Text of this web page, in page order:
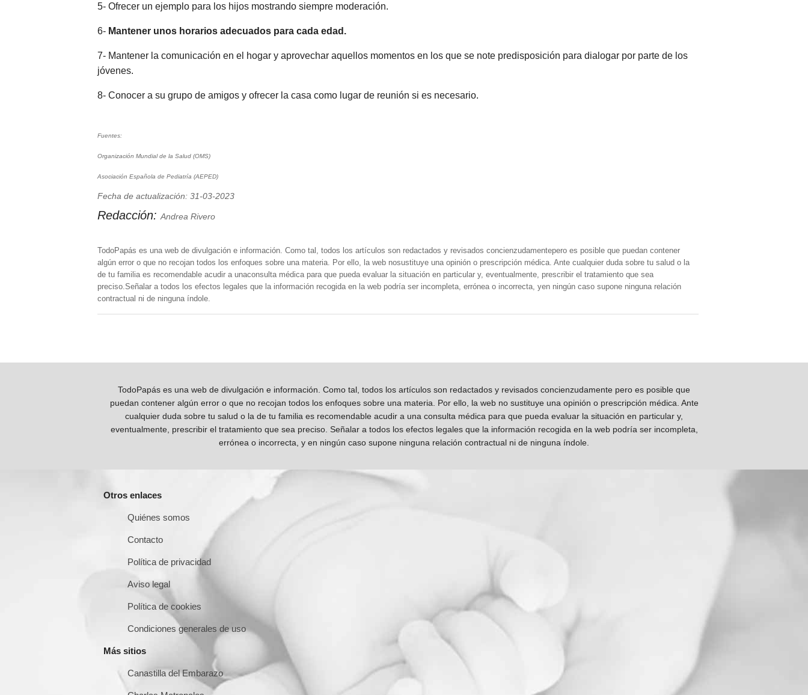
5- Ofrecer un ejemplo para los hijos mostrando siempre moderación.
6- Mantener unos horarios adecuados para cada edad.
7- Mantener la comunicación en el hogar y aprovechar aquellos momentos en los que se note predisposición para dialogar por parte de los
jóvenes.
8- Conocer a su grupo de amigos y ofrecer la casa como lugar de reunión si es necesario.
Fuentes:
Organización Mundial de la Salud (OMS)
Asociación Española de Pediatría (AEPED)
Fecha de actualización: 31-03-2023
Redacción: Andrea Rivero
TodoPapás es una web de divulgación e información. Como tal, todos los artículos son redactados y revisados concienzudamentepero es posible que puedan contener
algún error o que no recojan todos los enfoques sobre una materia. Por ello, la web nosustituye una opinión o prescripción médica. Ante cualquier duda sobre tu salud o la
de tu familia es recomendable acudir a unaconsulta médica para que pueda evaluar la situación en particular y, eventualmente, prescribir el tratamiento que sea
preciso.Señalar a todos los efectos legales que la información recogida en la web podría ser incompleta, errónea o incorrecta, yen ningún caso supone ninguna relación
contractual ni de ninguna índole.
TodoPapás es una web de divulgación e información. Como tal, todos los artículos son redactados y revisados concienzudamente pero es posible que
puedan contener algún error o que no recojan todos los enfoques sobre una materia. Por ello, la web no sustituye una opinión o prescripción médica. Ante
cualquier duda sobre tu salud o la de tu familia es recomendable acudir a una consulta médica para que pueda evaluar la situación en particular y,
eventualmente, prescribir el tratamiento que sea preciso. Señalar a todos los efectos legales que la información recogida en la web podría ser incompleta,
errónea o incorrecta, y en ningún caso supone ninguna relación contractual ni de ninguna índole.
Otros enlaces
Quiénes somos
Contacto
Política de privacidad
Aviso legal
Política de cookies
Condiciones generales de uso
Más sitios
Canastilla del Embarazo